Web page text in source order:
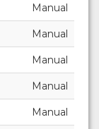
Manual
Manual
Manual
Manual
Manual